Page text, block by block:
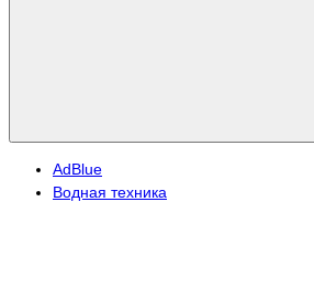
АdBlue
Водная техника